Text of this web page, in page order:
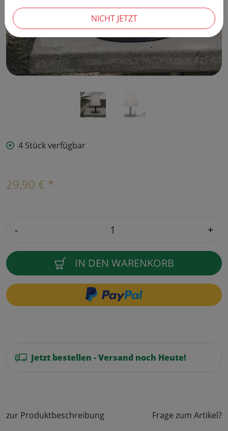
4 Stück verfügbar
29,90 € *
- +
IN DEN WARENKORB
Jetzt bestellen - Versand noch Heute!
zur Produktbeschreibung Frage zum Artikel?
NICHT JETZT